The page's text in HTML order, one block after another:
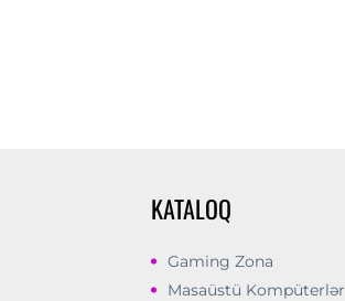
KATALOQ
Gaming Zona
Masaüstü Kompüterlər